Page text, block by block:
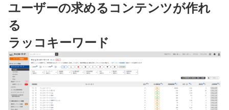
ユーザーの求めるコンテンツが作れ
る
ラッコキーワード